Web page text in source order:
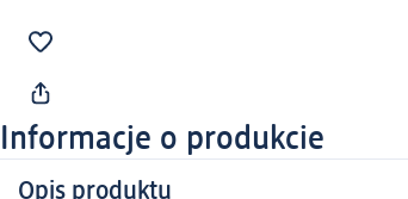
Informacje o produkcie
Opis produktu